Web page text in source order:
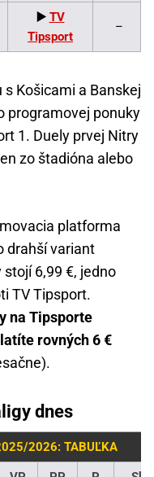
▶️ TV
Tipsport
–
s Košicami a Banskej
programovej ponuky
1. Duely prvej Nitry
zo štadióna alebo
platforma
drahší variant
6,99 €, jedno
TV Tipsport.
na Tipsporte
rovných 6 €
dnes
2026: TABUĽKA